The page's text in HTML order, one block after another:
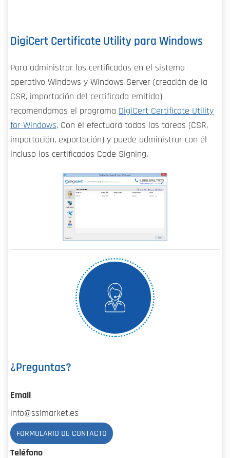
DigiCert Certificate Utility para Windows
Para administrar los certificados en el sistema
operativo Windows y Windows Server (creación de la
CSR, importación del certificado emitido)
recomendamos el programa DigiCert Certificate Utility
for Windows. Con él efectuará todas las tareas (CSR,
importación, exportación) y puede administrar con él
incluso los certificados Code Signing.
¿Preguntas?
Email
info@sslmarket.es
FORMULARIO DE CONTACTO
Teléfono